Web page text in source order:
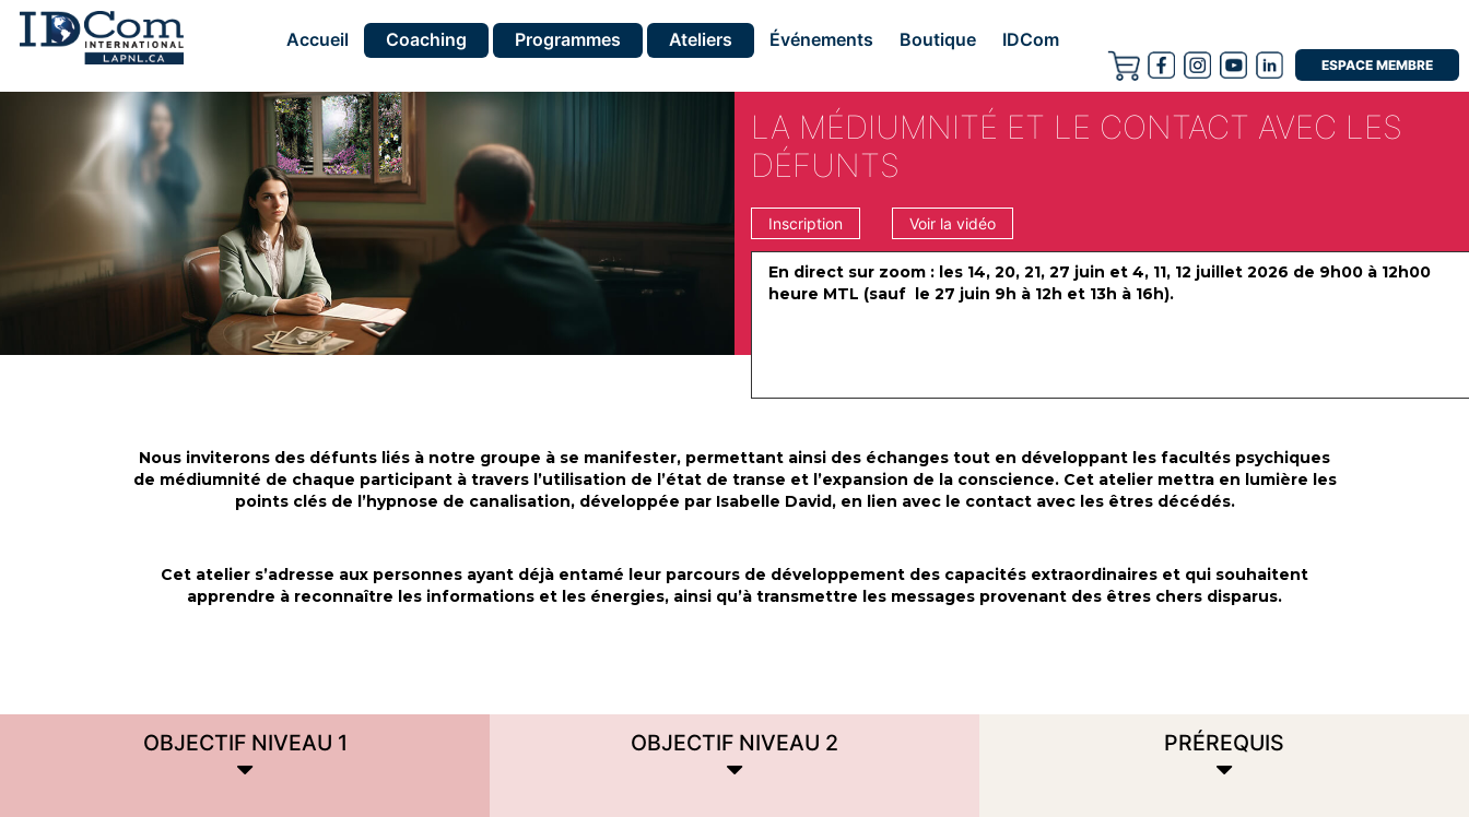
Contact
Espace
membre
Contact
Espace
membre
Contact
Espace
membre
Contact
Espace
membre
Accueil Coaching Programmes Ateliers Événements Boutique IDCom
Contact
ESPACE MEMBRE
LA MÉDIUMNITÉ ET LE CONTACT AVEC LES
DÉFUNTS
Inscription Voir la vidéo
En direct sur zoom : les 14, 20, 21, 27 juin et 4, 11, 12 juillet 2026 de 9h00 à 12h00
heure MTL (sauf le 27 juin 9h à 12h et 13h à 16h).
Nous inviterons des défunts liés à notre groupe à se manifester, permettant ainsi des échanges tout en développant les facultés psychiques
de médiumnité de chaque participant à travers l’utilisation de l’état de transe et l’expansion de la conscience. Cet atelier mettra en lumière les
points clés de l’hypnose de canalisation, développée par Isabelle David, en lien avec le contact avec les êtres décédés.
Cet atelier s’adresse aux personnes ayant déjà entamé leur parcours de développement des capacités extraordinaires et qui souhaitent
apprendre à reconnaître les informations et les énergies, ainsi qu’à transmettre les messages provenant des êtres chers disparus.
OBJECTIF NIVEAU 1 OBJECTIF NIVEAU 2 PRÉREQUIS